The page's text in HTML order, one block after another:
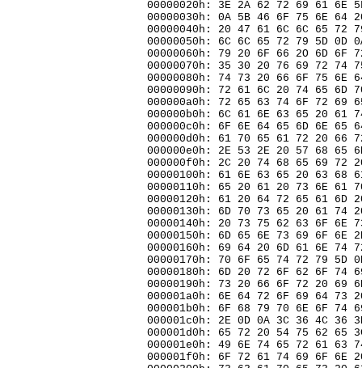
00000020h: 3E 2A 62 72 69 61 6E
00000030h: 0A 5B 46 6F 75 6E
00000040h: 20 47 61 6C 6C 65 72
00000050h: 6C 6C 65 72 79 5D
00000060h: 79 20 6F 66 2O 6D
00000070h: 35 30 20 76 69 72
00000080h: 74 73 20 66 6F 75
00000090h: 72 61 6C 20 74 65
000000a0h: 72 65 63 74 6F 72
000000b0h: 6C 61 6E 63 65 20
000000c0h: 6F 6E 64 65 6D 6E
000000d0h: 61 70 65 61 72 20 66
000000e0h: 2E 53 2E 20 57 68 65
000000f0h: 2C 20 74 68 65 69
00000100h: 61 6E 63 65 20 63 68
00000110h: 65 20 61 20 73 6E
00000120h: 61 20 64 72 65 61
00000130h: 6D 70 73 65 20 61 74
00000140h: 20 73 75 62 63 6F
00000150h: 6D 65 6E 73 69 6F 6E
00000160h: 69 64 20 6D 61 6E 74
00000170h: 70 6F 65 74 72 79
00000180h: 6D 20 72 6F 62 6F 74
00000190h: 73 20 66 6F 72 20
000001a0h: 6E 64 72 6F 69 64
000001b0h: 6F 68 79 70 6E 6F 74
000001c0h: 2E 0D 0A 3C 36 4C
000001d0h: 65 72 20 54 75 62 65
000001e0h: 49 6E 74 65 72 61
000001f0h: 6F 72 61 74 69 6F